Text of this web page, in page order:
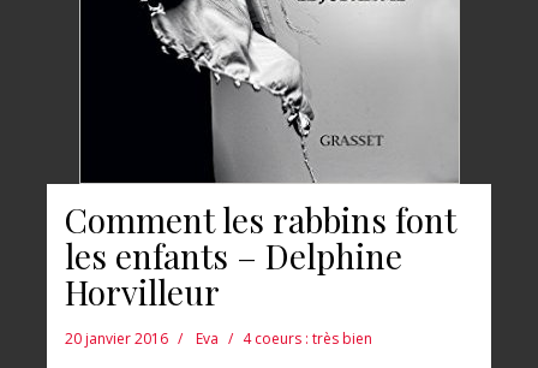
Comment les rabbins font
les enfants – Delphine
Horvilleur
20 janvier 2016 Eva 4 coeurs : très bien